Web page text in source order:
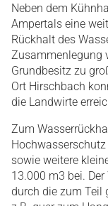
Neben dem
Ampertals eine
Rückhalt des
Zusammenlegung
Grundbesitz zu
Ort Hirschbach
die Landwirte
Zum
sowie weitere
13.000 m3 bei.
durch die zum Teil